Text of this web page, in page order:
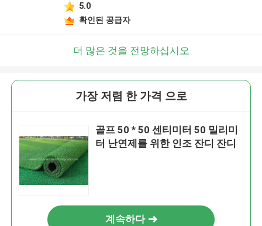
5.0
확인된 공급자
더 많은 것을 전망하십시오
가장 저렴 한 가격 으로
골프 50 * 50 센티미터 50 밀리미
터 난연제를 위한 인조 잔디 잔디
계속하다